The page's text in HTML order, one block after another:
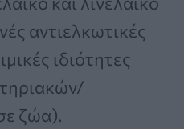
αντιελκωτικές
ιδιότητες
ζώα).